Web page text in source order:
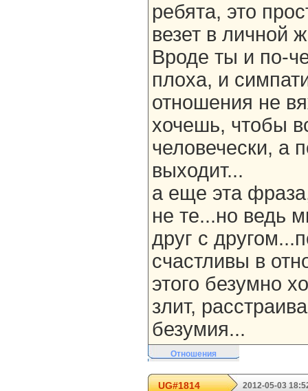
ребята, это
везет в личной
Вроде ты и по-
плоха, и
отношения не
хочешь, чтобы
человечески, а
выходит...
а еще эта
не те...но ведь
друг с
счастливы в
этого безумно
злит,
безумия...
Отношения
UG#1814 2012-05-03